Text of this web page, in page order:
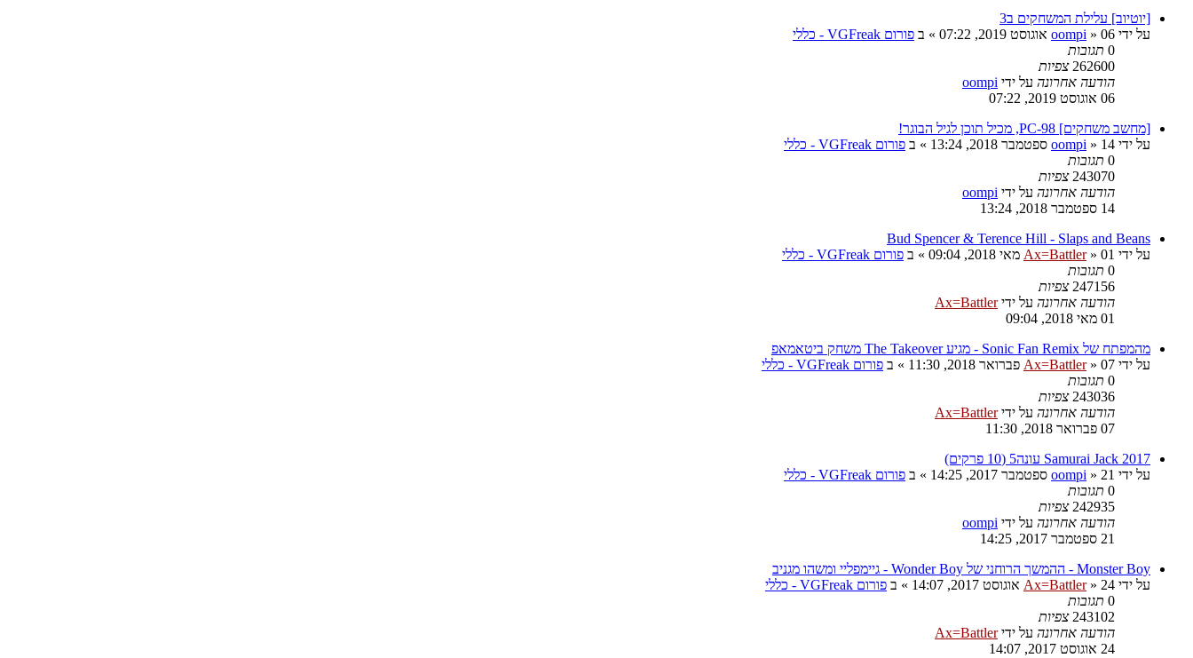
[יוטיוב] עלילת המשחקים ב3
על ידי
oompi » 06 אוגוסט 2019, 07:22 » ב פורום VGFreak - כללי
0 תגובות
262600 צפיות
הודעה אחרונה על ידי oompi
06 אוגוסט 2019, 07:22
[מחשב משחקים] PC-98, מכיל תוכן לגיל הבוגר!
על ידי
oompi » 14 ספטמבר 2018, 13:24 » ב פורום VGFreak - כללי
0 תגובות
243070 צפיות
הודעה אחרונה על ידי oompi
14 ספטמבר 2018, 13:24
Bud Spencer & Terence Hill - Slaps and Beans
על ידי
Ax=Battler» 01 מאי 2018, 09:04 » ב פורום VGFreak - כללי
0 תגובות
247156 צפיות
הודעה אחרונה על ידיAx=Battler
01 מאי 2018, 09:04
מהמפתח של Sonic Fan Remix - מגיע The Takeover משחק ביטאמאפ
על ידי
Ax=Battler» 07 פברואר 2018, 11:30 » ב פורום VGFreak - כללי
0 תגובות
243036 צפיות
הודעה אחרונה על ידיAx=Battler
07 פברואר 2018, 11:30
Samurai Jack 2017 עונה5 (10 פרקים)
על ידי
oompi » 21 ספטמבר 2017, 14:25 » ב פורום VGFreak - כללי
0 תגובות
242935 צפיות
הודעה אחרונה על ידי oompi
21 ספטמבר 2017, 14:25
Monster Boy - ההמשך הרוחני של Wonder Boy - גיימפליי ומשהו מגניב
על ידי
Ax=Battler» 24 אוגוסט 2017, 14:07 » ב פורום VGFreak - כללי
0 תגובות
243102 צפיות
הודעה אחרונה על ידיAx=Battler
24 אוגוסט 2017, 14:07